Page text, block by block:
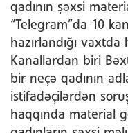
qadının şəxsi
“Telegram”da 10
hazırlandığı
Kanallardan biri
bir neçə qadının
istifadəçilərdən
haqqında material